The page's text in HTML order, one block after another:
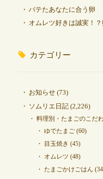
バテたあなたに合う卵
オムレツ好きは誠実！
カテゴリー
お知らせ(73)
ソムリエ日記(2,226)
料理別・たまごのこだ
ゆでたまご(60)
目玉焼き (45)
オムレツ (48)
たまごかけごはん